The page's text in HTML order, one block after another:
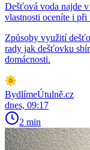
Dešťová voda najde
vlastnosti oceníte i při
Způsoby využití
rady jak dešťovku
domácnosti.
BydlímeÚtulně.cz
dnes, 09:17
2 min